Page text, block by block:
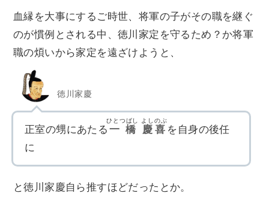
血縁を大事にするご時世、将軍の子がその職を継ぐ
のが慣例とされる中、徳川家定を守るため？か将軍
職の煩いから家定を遠ざけようと、
徳川家慶
正室の甥にあたる 一橋
ひとつばし
慶喜
よしのぶ
を自身の後任
に
と徳川家慶自ら推すほどだったとか。